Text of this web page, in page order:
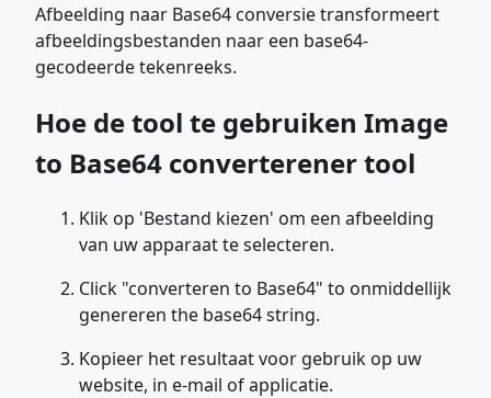
Afbeelding naar Base64 conversie transformeert
afbeeldingsbestanden naar een base64-
gecodeerde tekenreeks.
Hoe de tool te gebruiken Image
to Base64 converterener tool
Klik op 'Bestand kiezen' om een afbeelding
van uw apparaat te selecteren.
Click "converteren to Base64" to onmiddellijk
genereren the base64 string.
Kopieer het resultaat voor gebruik op uw
website, in e-mail of applicatie.